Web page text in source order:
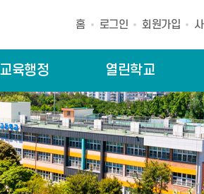
홈 로그인 회원가입
교육행정 열린학교